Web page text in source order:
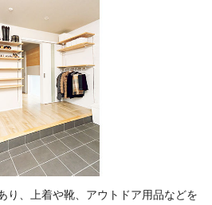
り、上着や靴、アウトドア用品などを